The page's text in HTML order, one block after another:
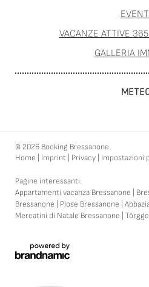
VACANZE ATTIVE 365
GALLERIA
© 2026 Booking Bressanone
Home
Imprint Privacy Impostazioni
Pagine interessanti:
Appartamenti vacanza Bressanone
Bressanone
Plose Bressanone
Mercatini di Natale Bressanone